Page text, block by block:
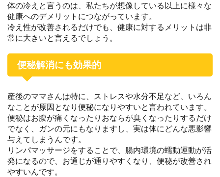
体の冷えと言うのは、私たちが想像している以上に様々な
健康へのデメリットにつながっています。
冷え性が改善されるだけでも、健康に対するメリットは非
常に大きいと言えるでしょう。
便秘解消にも効果的
産後のママさんは特に、ストレスや水分不足など、いろん
なことが原因となり便秘になりやすいと言われています。
便秘はお腹が痛くなったりおならが臭くなったりするだけ
でなく、ガンの元にもなりますし、実は体にどんな悪影響
与えてしまうんです。
リンパマッサージをすることで、腸内環境の蠕動運動が活
発になるので、お通じが通りやすくなり、便秘が改善され
やすいんです。